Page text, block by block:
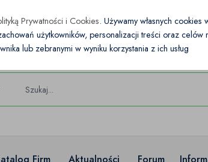
Prywatności i Cookies. Używamy własnych
użytkowników, personalizacji treści oraz
lub zebranymi w wyniku korzystania z ich usług